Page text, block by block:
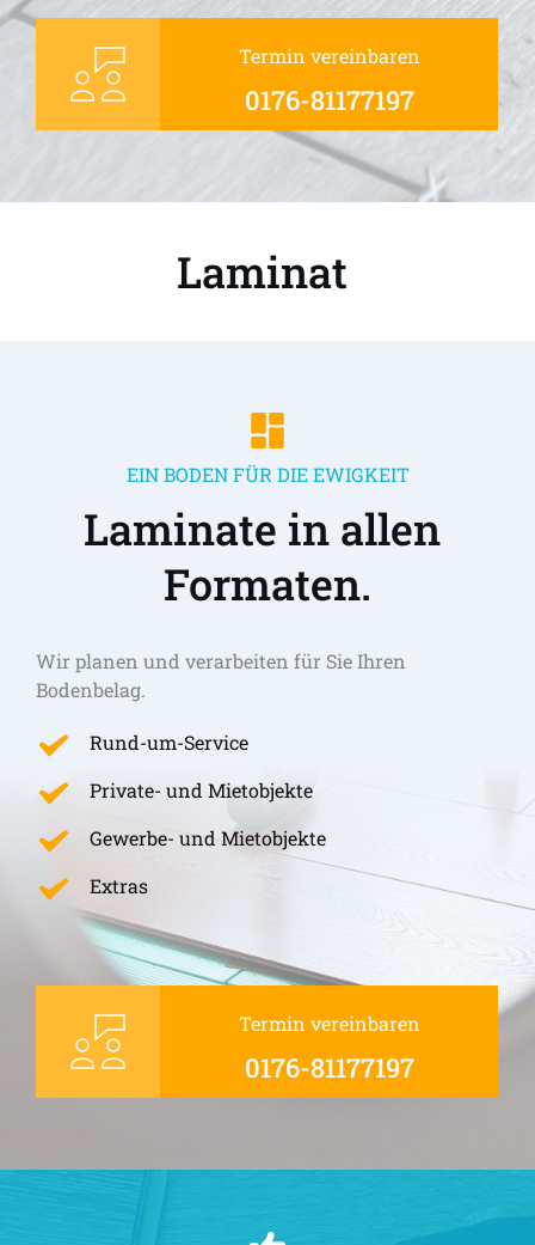
Termin vereinbaren
0176-81177197
Laminat
EIN BODEN FÜR DIE EWIGKEIT
Laminate in allen
Formaten.
Wir planen und verarbeiten für Sie Ihren
Bodenbelag.
Rund-um-Service
Private- und Mietobjekte
Gewerbe- und Mietobjekte
Extras
Termin vereinbaren
0176-81177197